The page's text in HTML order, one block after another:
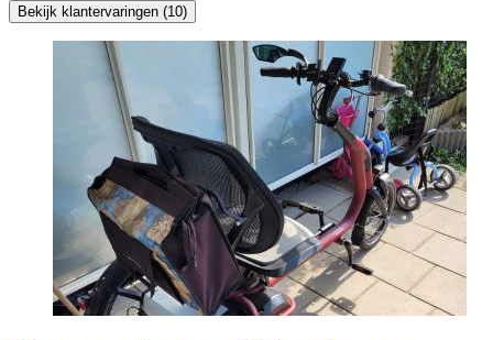
Bekijk klantervaringen (10)